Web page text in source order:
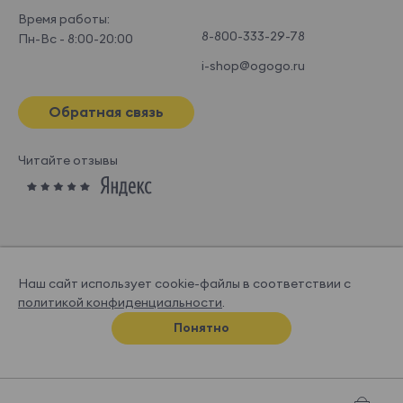
Время работы:
Пн-Вс - 8:00-20:00
8-800-333-29-78
i-shop@ogogo.ru
Обратная связь
Читайте отзывы
© OGOGOHOME, 2026
Спроектировано и нарисовано вСупрематике
Наш сайт использует cookie-файлы в соответствии с
политикой конфиденциальности.
Понятно